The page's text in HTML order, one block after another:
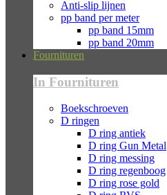
Anti-slip lijnen
pp band per meter
pp band 15mm
pp band 20mm
Fournituren
In Fournituren
Boekschroeven
D ringen
D ring antiek
D ring Gun Metal
D ring messing
D ring regenboog
D ring rose gold